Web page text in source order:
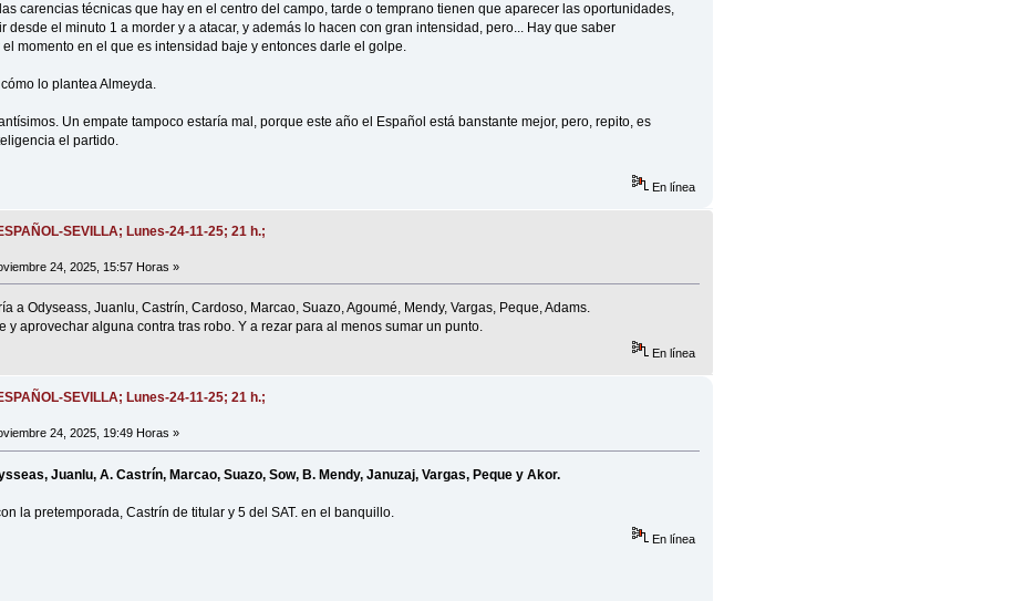
carencias técnicas que hay en el centro del campo, tarde o temprano tienen que aparecer las oportunidades,
desde el minuto 1 a morder y a atacar, y además lo hacen con gran intensidad, pero... Hay que saber
momento en el que es intensidad baje y entonces darle el golpe.
lo plantea Almeyda.
Un empate tampoco estaría mal, porque este año el Español está banstante mejor, pero, repito, es
el partido.
En línea
SEVILLA; Lunes-24-11-25; 21 h.;
24, 2025, 15:57 Horas »
a Odyseass, Juanlu, Castrín, Cardoso, Marcao, Suazo, Agoumé, Mendy, Vargas, Peque, Adams.
y aprovechar alguna contra tras robo. Y a rezar para al menos sumar un punto.
En línea
SEVILLA; Lunes-24-11-25; 21 h.;
24, 2025, 19:49 Horas »
Juanlu, A. Castrín, Marcao, Suazo, Sow, B. Mendy, Januzaj, Vargas, Peque y Akor.
la pretemporada, Castrín de titular y 5 del SAT. en el banquillo.
En línea